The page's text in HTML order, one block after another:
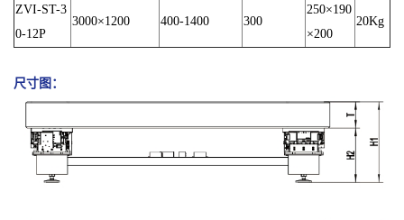
ZVI-ST-3
0-12P
3000×1200 400-1400 300
250×190
×200
20Kg
尺寸图：